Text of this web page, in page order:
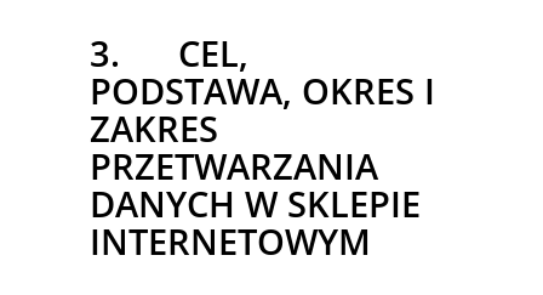
3. CEL,
PODSTAWA, OKRES I
ZAKRES
PRZETWARZANIA
DANYCH W SKLEPIE
INTERNETOWYM